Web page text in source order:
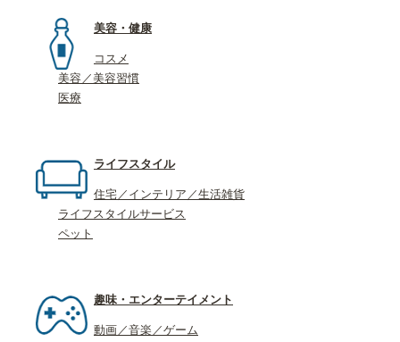
美容・健康
コスメ
美容／美容習慣
医療
ライフスタイル
住宅／インテリア／生活雑貨
ライフスタイルサービス
ペット
趣味・エンターテイメント
動画／音楽／ゲーム